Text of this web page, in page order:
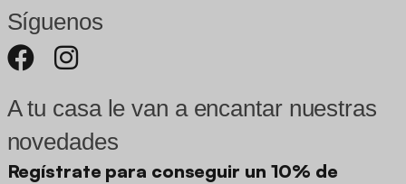
Síguenos
A tu casa le van a encantar nuestras
novedades
Regístrate para conseguir un 10% de